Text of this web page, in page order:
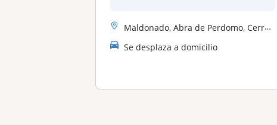
Maldonado, Abra de Perdomo, Cerro Pelado
Se desplaza a domicilio